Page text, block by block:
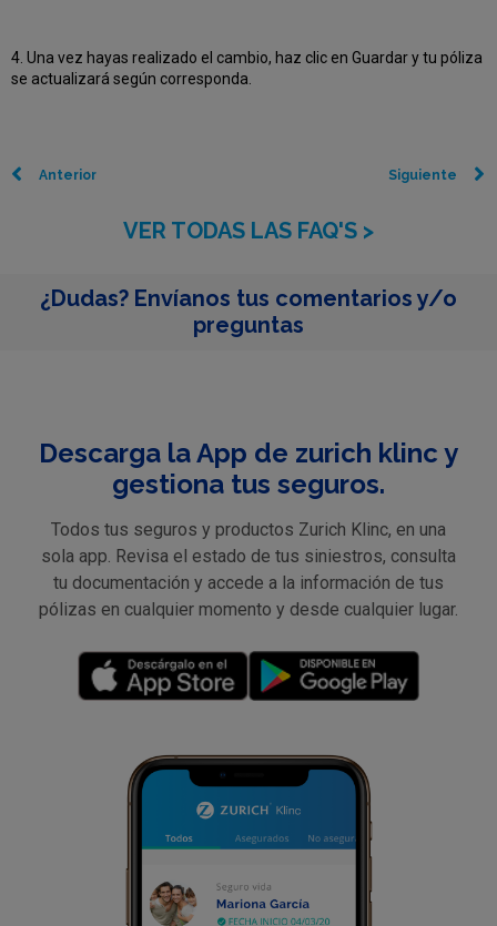
4. Una vez hayas realizado el cambio, haz clic en Guardar y tu póliza
se actualizará según corresponda.
Anterior Siguiente
VER TODAS LAS FAQ'S >
¿Dudas? Envíanos tus comentarios y/o
preguntas
Descarga la App de zurich klinc y
gestiona tus seguros.
Todos tus seguros y productos Zurich Klinc, en una
sola app. Revisa el estado de tus siniestros, consulta
tu documentación y accede a la información de tus
pólizas en cualquier momento y desde cualquier lugar.